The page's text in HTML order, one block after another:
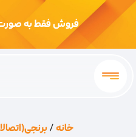
فروش فقط به
خانه/